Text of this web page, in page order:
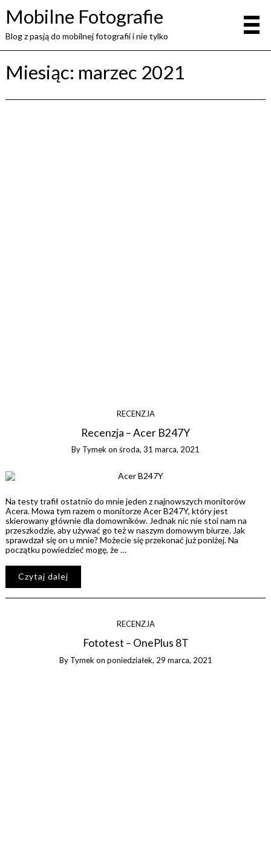
Mobilne Fotografie
Blog z pasją do mobilnej fotografii i nie tylko
Miesiąc: marzec 2021
RECENZJA
Recenzja – Acer B247Y
By Tymekon środa, 31 marca, 2021
Na testy trafił ostatnio do mnie jeden z najnowszych monitorów
Acera. Mowa tym razem o monitorze Acer B247Y, który jest
skierowany głównie dla domowników. Jednak nic nie stoi nam na
przeszkodzie, aby używać go też w naszym domowym biurze. Jak
sprawdzał się on u mnie? Możecie się przekonać już poniżej. Na
początku powiedzieć mogę, że …
Czytaj dalej
RECENZJA
Fototest – OnePlus 8T
By Tymek on poniedziałek, 29 marca, 2021